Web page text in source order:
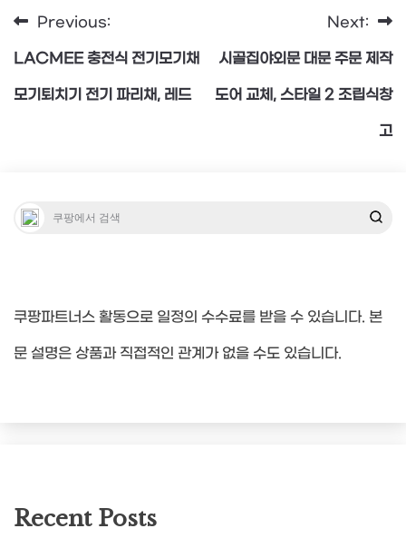
글
탐
Previous:
LACMEE 충전식 전기모기채
모기퇴치기 전기 파리채, 레드
Next:
시골집야외문 대문 주문 제작
도어 교체, 스타일 2 조립식창
고
쿠팡파트너스 활동으로 일정의 수수료를 받을 수 있습니다. 본
문 설명은 상품과 직접적인 관계가 없을 수도 있습니다.
Recent Posts